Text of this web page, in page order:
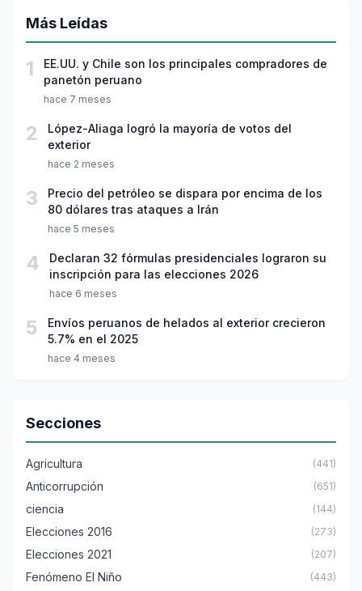
Más Leídas
1
EE.UU. y Chile son los principales compradores de
panetón peruano
hace 7 meses
2
López-Aliaga logró la mayoría de votos del
exterior
hace 2 meses
3
Precio del petróleo se dispara por encima de los
80 dólares tras ataques a Irán
hace 5 meses
4
Declaran 32 fórmulas presidenciales lograron su
inscripción para las elecciones 2026
hace 6 meses
5
Envíos peruanos de helados al exterior crecieron
5.7% en el 2025
hace 4 meses
Secciones
Agricultura (441)
Anticorrupción (651)
ciencia (144)
Elecciones 2016 (273)
Elecciones 2021 (207)
Fenómeno El Niño (443)